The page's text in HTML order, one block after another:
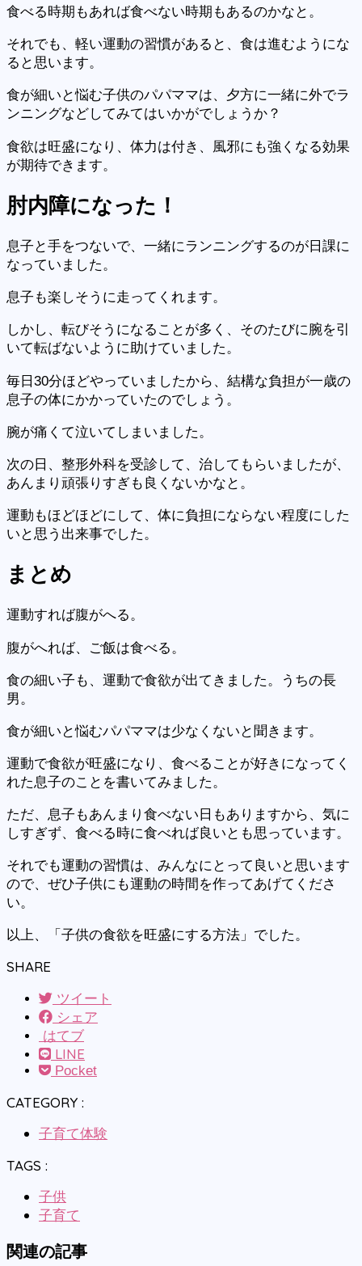
食べる時期もあれば食べない時期もあるのかなと。
それでも、軽い運動の習慣があると、食は進むようにな
ると思います。
食が細いと悩む子供のパパママは、夕方に一緒に外でラ
ンニングなどしてみてはいかがでしょうか？
食欲は旺盛になり、体力は付き、風邪にも強くなる効果
が期待できます。
肘内障になった！
息子と手をつないで、一緒にランニングするのが日課に
なっていました。
息子も楽しそうに走ってくれます。
しかし、転びそうになることが多く、そのたびに腕を引
いて転ばないように助けていました。
毎日30分ほどやっていましたから、結構な負担が一歳の
息子の体にかかっていたのでしょう。
腕が痛くて泣いてしまいました。
次の日、整形外科を受診して、治してもらいましたが、
あんまり頑張りすぎも良くないかなと。
運動もほどほどにして、体に負担にならない程度にした
いと思う出来事でした。
まとめ
運動すれば腹がへる。
腹がへれば、ご飯は食べる。
食の細い子も、運動で食欲が出てきました。うちの長
男。
食が細いと悩むパパママは少なくないと聞きます。
運動で食欲が旺盛になり、食べることが好きになってく
れた息子のことを書いてみました。
ただ、息子もあんまり食べない日もありますから、気に
しすぎず、食べる時に食べれば良いとも思っています。
それでも運動の習慣は、みんなにとって良いと思います
ので、ぜひ子供にも運動の時間を作ってあげてくださ
い。
以上、「子供の食欲を旺盛にする方法」でした。
SHARE
ツイート
シェア
はてブ
LINE
Pocket
CATEGORY :
子育て体験
TAGS :
子供
子育て
関連の記事